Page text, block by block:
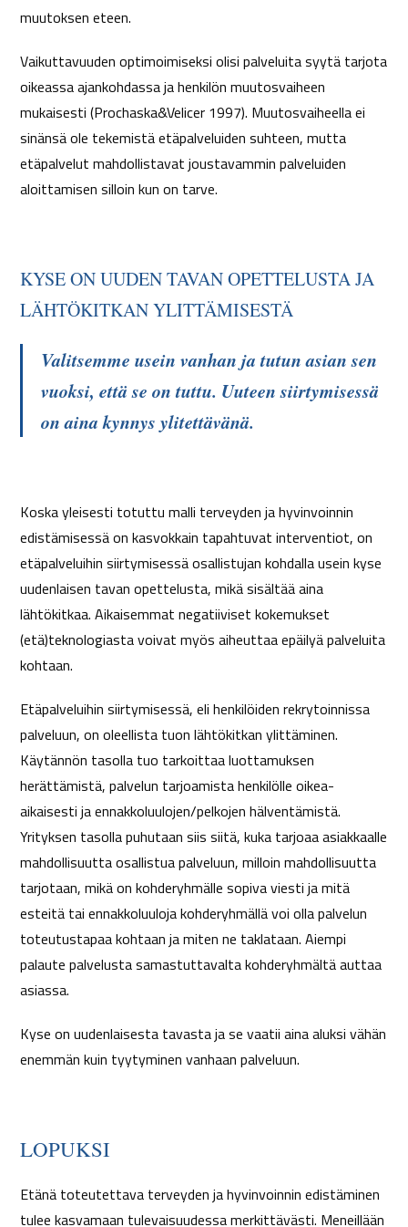
muutoksen eteen.
Vaikuttavuuden optimoimiseksi olisi palveluita syytä tarjota
oikeassa ajankohdassa ja henkilön muutosvaiheen
mukaisesti (Prochaska&Velicer 1997). Muutosvaiheella ei
sinänsä ole tekemistä etäpalveluiden suhteen, mutta
etäpalvelut mahdollistavat joustavammin palveluiden
aloittamisen silloin kun on tarve.
KYSE ON UUDEN TAVAN OPETTELUSTA JA
LÄHTÖKITKAN YLITTÄMISESTÄ
Valitsemme usein vanhan ja tutun asian sen
vuoksi, että se on tuttu. Uuteen siirtymisessä
on aina kynnys ylitettävänä.
Koska yleisesti totuttu malli terveyden ja hyvinvoinnin
edistämisessä on kasvokkain tapahtuvat interventiot, on
etäpalveluihin siirtymisessä osallistujan kohdalla usein kyse
uudenlaisen tavan opettelusta, mikä sisältää aina
lähtökitkaa. Aikaisemmat negatiiviset kokemukset
(etä)teknologiasta voivat myös aiheuttaa epäilyä palveluita
kohtaan.
Etäpalveluihin siirtymisessä, eli henkilöiden rekrytoinnissa
palveluun, on oleellista tuon lähtökitkan ylittäminen.
Käytännön tasolla tuo tarkoittaa luottamuksen
herättämistä, palvelun tarjoamista henkilölle oikea-
aikaisesti ja ennakkoluulojen/pelkojen hälventämistä.
Yrityksen tasolla puhutaan siis siitä, kuka tarjoaa asiakkaalle
mahdollisuutta osallistua palveluun, milloin mahdollisuutta
tarjotaan, mikä on kohderyhmälle sopiva viesti ja mitä
esteitä tai ennakkoluuloja kohderyhmällä voi olla palvelun
toteutustapaa kohtaan ja miten ne taklataan. Aiempi
palaute palvelusta samastuttavalta kohderyhmältä auttaa
asiassa.
Kyse on uudenlaisesta tavasta ja se vaatii aina aluksi vähän
enemmän kuin tyytyminen vanhaan palveluun.
LOPUKSI
Etänä toteutettava terveyden ja hyvinvoinnin edistäminen
tulee kasvamaan tulevaisuudessa merkittävästi. Meneillään